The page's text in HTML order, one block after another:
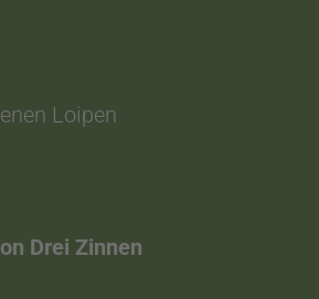
Loipen
Drei Zinnen